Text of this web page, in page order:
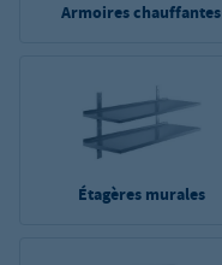
Armoires chauffantes
Étagères murales